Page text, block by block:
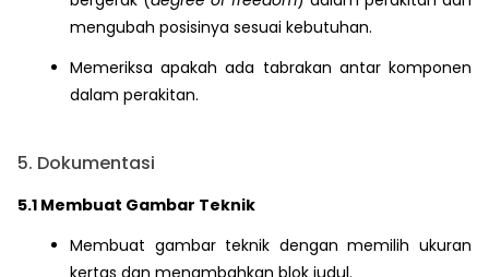
mengubah posisinya sesuai kebutuhan.
Memeriksa apakah ada tabrakan antar komponen
dalam perakitan.
5. Dokumentasi
5.1 Membuat Gambar Teknik
Membuat gambar teknik dengan memilih ukuran
kertas dan menambahkan blok judul.